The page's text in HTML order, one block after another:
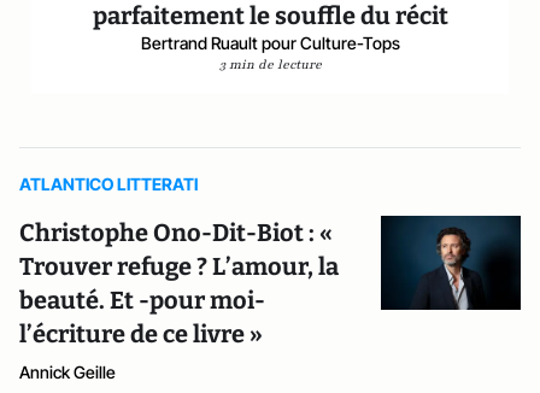
parfaitement le souffle du récit
Bertrand Ruault pour Culture-Tops
3 min de lecture
ATLANTICO LITTERATI
Christophe Ono-Dit-Biot : «
Trouver refuge ? L’amour, la
beauté. Et -pour moi-
l’écriture de ce livre »
Annick Geille